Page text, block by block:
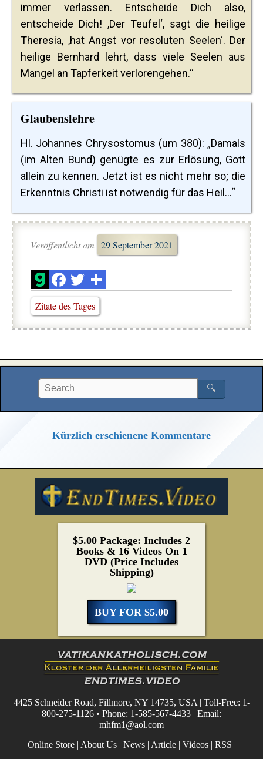
immer verlassen. Entscheide Dich also,
entscheide Dich! ‚Der Teufel‘, sagt die heilige
Theresia, ‚hat Angst vor resoluten Seelen‘. Der
heilige Bernhard lehrt, dass viele Seelen aus
Mangel an Tapferkeit verlorengehen.“
Glaubenslehre
Hl. Johannes Chrysostomus (um 380): „Damals
(im Alten Bund) genügte es zur Erlösung, Gott
allein zu kennen. Jetzt ist es nicht mehr so; die
Erkenntnis Christi ist notwendig für das Heil...“
Veröffentlicht am 29 September 2021
Zitate des Tages
🔍
Kürzlich erschienene Kommentare
$5.00 Package: Includes 2
Books & 16 Videos On 1
DVD (Price Includes
Shipping)
BUY FOR $5.00
4425 Schneider Road, Fillmore, NY 14735, USA | Toll-Free: 1-
800-275-1126 • Phone: 1-585-567-4433 | Email:
mhfm1@aol.com
Online Store| About Us| News| Article| Videos| RSS |